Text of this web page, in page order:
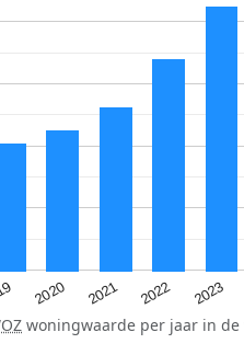
2020 2021 2022 2023
woningwaarde per jaar in de